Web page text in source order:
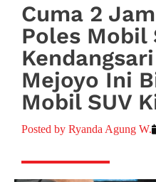
Cuma 2
Poles Mobil
Mejoyo Ini
Mobil SUV
Posted by Ryanda Agung W.